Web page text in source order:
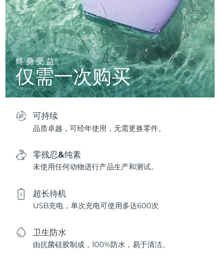
终身受益
仅需一次购买
可持续
品质卓越，可经年使用，无需更换零件。
零残忍&纯素
未使用任何动物进行产品生产和测试。
超长待机
USB充电，单次充电可使用多达600次
卫生防水
由抗菌硅胶制成，100%防水，易于清洁。